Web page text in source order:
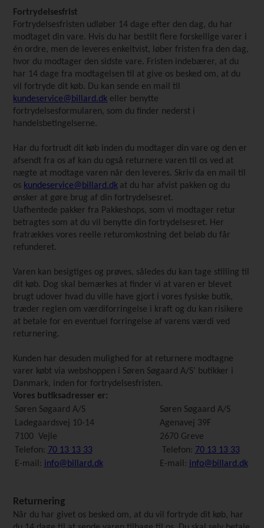
Fortrydelsesfrist
Fortrydelsesfristen udløber 14 dage efter den dag, du har
modtaget din vare. Hvis du har bestilt flere forskellige varer i
én ordre, men de leveres enkeltvist, løber fristen fra den dag,
hvor du modtager den sidste vare. Fristen indebærer, at du
har 14 dage fra modtagelsen til at give os besked om, at du
vil fortryde dit køb. Du kan sende en mail til
kundeservice@billard.dk eller benytte
fortrydelsesformularen, som du finder nederst i
handelsbetingelserne.
Har du fortrudt dit køb inden du modtager din vare og den er
afsendt fra os af kan du også returnere varen til os ved at
nægte at modtage varen når den leveres. Skriv da en mail til
os kundeservice@billard.dk at du har afvist pakken og du
ønsker at gøre brug af din fortrydelsesret.
Uafhentede pakker fra Pakkeshops, som vi modtager retur
betragtes som at du vil benytte din fortrydelsesret. Her
fratrækkes vores reelle returomkostning det beløb du får
refunderet.
Varen kan besigtiges og prøves, således du kan tage stilling til
dit køb. Dog skal bemærkes at finder vi at varen er blevet
brugt udover hvad du ville have gjort i vores fysiske butik,
træder reglen om værdiforringelse i kraft og du kan risikere
at betale for en eventuel forringelse af varens værdi ved
returnering.
Kunden har desuden mulighed for at returnere modtagne
varer købt via webshoppen i Søren Søgaard A/S’ butikker i
Danmark, inden for fortrydelsesfristen.
Vores butiksadresser er:
Søren Søgaard A/S
Søren Søgaard A/S
Ladegaardsvej 10-14
Agenavej 39F
7100 Vejle
2670 Greve
Telefon: 70 13 13 33 Telefon: 70 13 13 33
E-mail: info@billard.dk E-mail: info@billard.dk
Returnering
Når du har givet os besked om, at du vil fortryde dit køb, har